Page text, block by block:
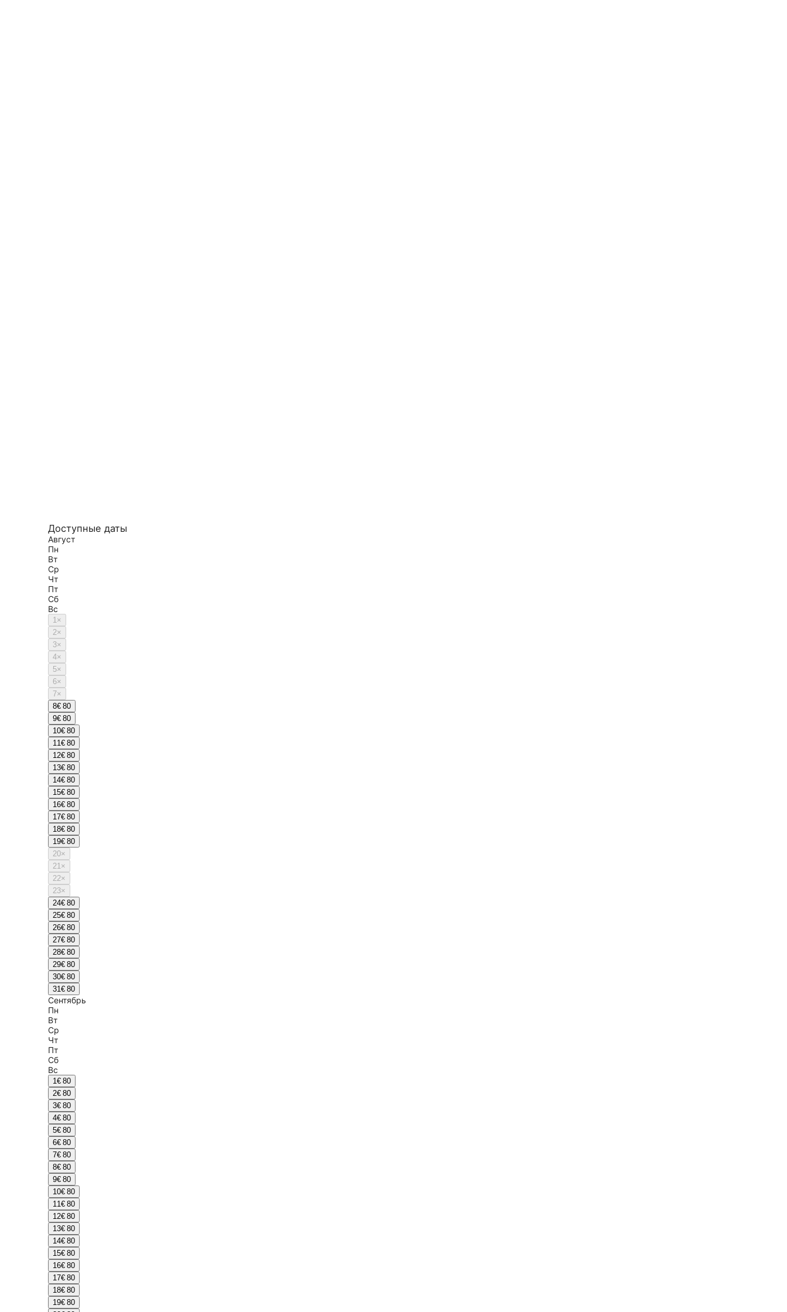
Доступные даты
Август
Пн
Вт
Ср
Чт
Пт
Сб
Вс
1×
2×
3×
4×
5×
6×
7×
8€ 80
9€ 80
10€ 80
11€ 80
12€ 80
13€ 80
14€ 80
15€ 80
16€ 80
17€ 80
18€ 80
19€ 80
20×
21×
22×
23×
24€ 80
25€ 80
26€ 80
27€ 80
28€ 80
29€ 80
30€ 80
31€ 80
Сентябрь
Пн
Вт
Ср
Чт
Пт
Сб
Вс
1€ 80
2€ 80
3€ 80
4€ 80
5€ 80
6€ 80
7€ 80
8€ 80
9€ 80
10€ 80
11€ 80
12€ 80
13€ 80
14€ 80
15€ 80
16€ 80
17€ 80
18€ 80
19€ 80